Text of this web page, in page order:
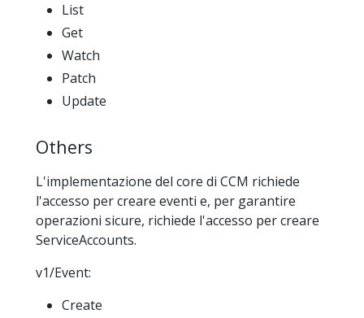
List
Get
Watch
Patch
Update
Others
L'implementazione del core di CCM richiede
l'accesso per creare eventi e, per garantire
operazioni sicure, richiede l'accesso per creare
ServiceAccounts.
v1/Event:
Create